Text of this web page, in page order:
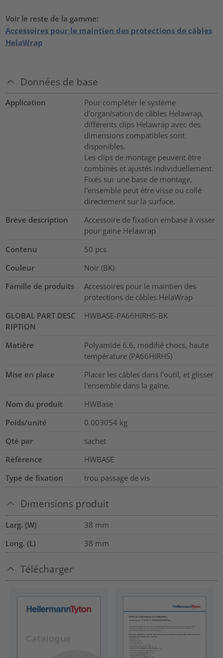
Voir le reste de la gamme:
Accessoires pour le maintien des protections de câbles
HelaWrap
Données de base
Application
Pour compléter le système
d'organisation de câbles Helawrap,
différents clips Helawrap avec des
dimensions compatibles sont
disponibles.
Les clips de montage peuvent être
combinés et ajustés individuellement.
Fixés sur une base de montage,
l'ensemble peut être vissé ou collé
directement sur la surface.
Brève description
Accessoire de fixation embase à visser
pour gaine Helawrap
Contenu
50 pcs
Couleur
Noir (BK)
Famille de produits
Accessoires pour le maintien des
protections de câbles HelaWrap
GLOBAL PART DESC
RIPTION
HWBASE-PA66HIRHS-BK
Matière
Polyamide 6.6, modifié chocs, haute
température (PA66HIRHS)
Mise en place
Placer les câbles dans l'outil, et glisser
l'ensemble dans la gaine.
Nom du produit
HWBase
Poids/unité
0.003054 kg
Qté par
sachet
Référence
HWBASE
Type de fixation
trou passage de vis
Dimensions produit
Larg. (W) 38 mm
Long. (L)
38 mm
Télécharger